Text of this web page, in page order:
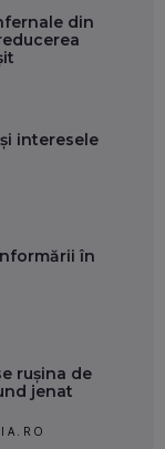
din
interesele
în
rușina de
jenat